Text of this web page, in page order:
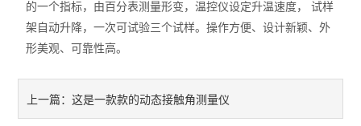
的一个指标，由百分表测量形变，温控仪设定升温速度， 试样
架自动升降，一次可试验三个试样。操作方便、设计新颖、外
形美观、可靠性高。
上一篇：这是一款款的动态接触角测量仪